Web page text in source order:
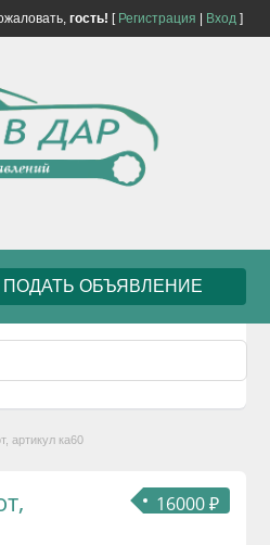
гость! [ Регистрация Вход]
ПОДАТЬ ОБЪЯВЛЕНИЕ
артикул ка60
16000 ₽